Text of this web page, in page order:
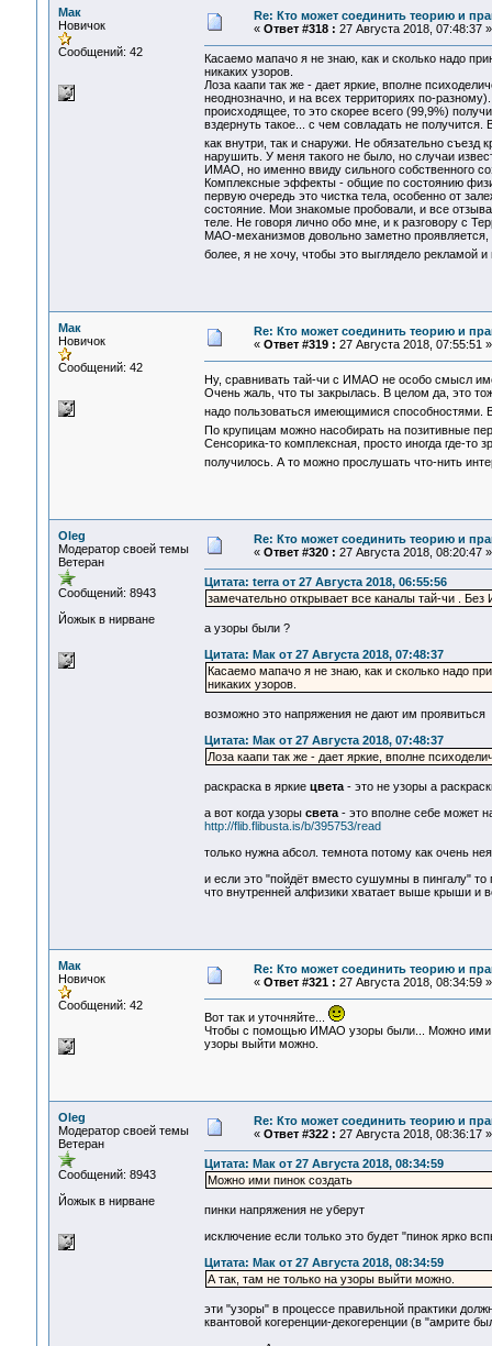
Мак
Новичок
Сообщений: 42
Re: Кто может соединить теорию и
« Ответ #318 : 27 Августа 2018, 07:48:37 »
Касаемо мапачо я не знаю, как и сколько надо
никаких узоров.
Лоза каапи так же - дает яркие, вполне
неоднозначно, и на всех территориях по-
происходящее, то это скорее всего (99,9%)
вздернуть такое... с чем совладать не
как внутри, так и снаружи. Не обязательно съезд
нарушить. У меня такого не было, но случаи
ИМАО, но именно ввиду сильного собственного
Комплексные эффекты - общие по состоянию
первую очередь это чистка тела, особенно от
состояние. Мои знакомые пробовали, и все
теле. Не говоря лично обо мне, и к разговору с
МАО-механизмов довольно заметно
более, я не хочу, чтобы это выглядело рекламой
Мак
Новичок
Сообщений: 42
Re: Кто может соединить теорию и
« Ответ #319 : 27 Августа 2018, 07:55:51 »
Ну, сравнивать тай-чи с ИМАО не особо смысл
Очень жаль, что ты закрылась. В целом да, это
надо пользоваться имеющимися способностями.
По крупицам можно насобирать на позитивные
Сенсорика-то комплексная, просто иногда где-то
получилось. А то можно прослушать что-нить
Oleg
Модератор своей темы
Ветеран
Сообщений: 8943
Йожык в нирване
Re: Кто может соединить теорию и
« Ответ #320 : 27 Августа 2018, 08:20:47 »
Цитата: terra от 27 Августа 2018, 06:55:56
замечательно открывает все каналы тай-чи .
а узоры были ?
Цитата: Мак от 27 Августа 2018, 07:48:37
Касаемо мапачо я не знаю, как и сколько надо
никаких узоров.
возможно это напряжения не дают им проявиться
Цитата: Мак от 27 Августа 2018, 07:48:37
Лоза каапи так же - дает яркие, вполне
раскраска в яркие цвета- это не узоры а
а вот когда узоры света- это вполне себе может
http://flib.flibusta.is/b/395753/read
только нужна абсол. темнота потому как очень
и если это "пойдёт вместо сушумны в пингалу" то
что внутренней алфизики хватает выше крыши и
Мак
Новичок
Сообщений: 42
Re: Кто может соединить теорию и
« Ответ #321 : 27 Августа 2018, 08:34:59 »
Вот так и уточняйте...
Чтобы с помощью ИМАО узоры были... Можно ими
узоры выйти можно.
Oleg
Модератор своей темы
Ветеран
Сообщений: 8943
Йожык в нирване
Re: Кто может соединить теорию и
« Ответ #322 : 27 Августа 2018, 08:36:17 »
Цитата: Мак от 27 Августа 2018, 08:34:59
Можно ими пинок создать
пинки напряжения не уберут
исключение если только это будет "пинок ярко
Цитата: Мак от 27 Августа 2018, 08:34:59
А так, там не только на узоры выйти можно.
эти "узоры" в процессе правильной практики
квантовой когеренции-декогеренции (в "амрите